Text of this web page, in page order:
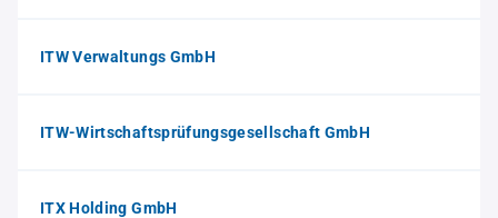
ITW Verwaltungs GmbH
ITW-Wirtschaftsprüfungsgesellschaft GmbH
ITX Holding GmbH